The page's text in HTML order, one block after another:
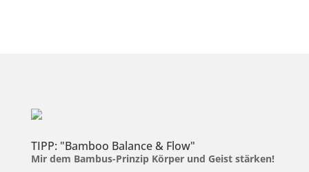
TIPP: "Bamboo Balance & Flow"
Mir dem Bambus-Prinzip Körper und Geist stärken!